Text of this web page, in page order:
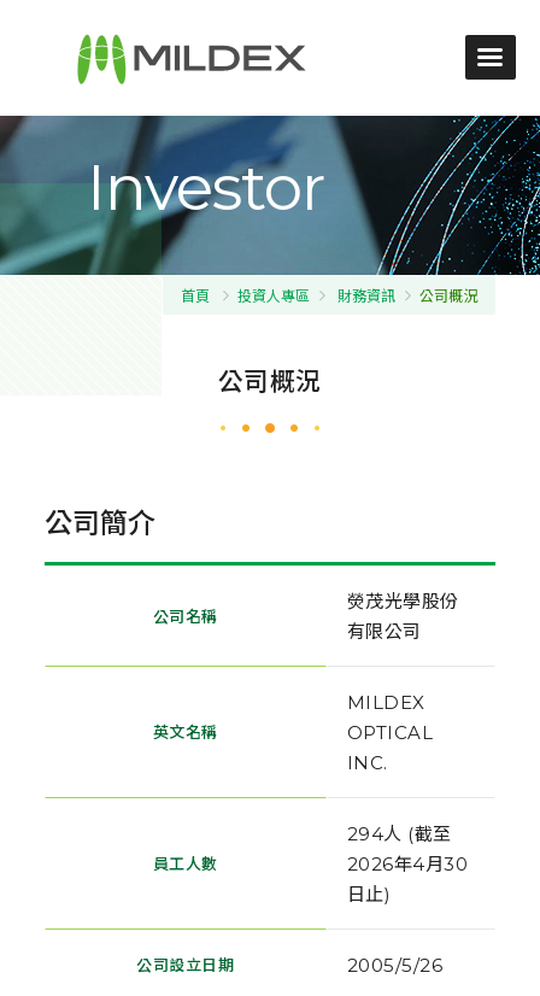
Investor
首頁 投資人專區 財務資訊 公司概況
公司概況
公司簡介
公司名稱
熒茂光學股份
有限公司
英文名稱
MILDEX
OPTICAL
INC.
員工人數
294人 (截至
2026年4月30
日止)
公司設立日期 2005/5/26